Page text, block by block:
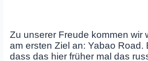
Zu unserer Freude kommen wir
am ersten Ziel an: Yabao Road.
dass das hier früher mal das